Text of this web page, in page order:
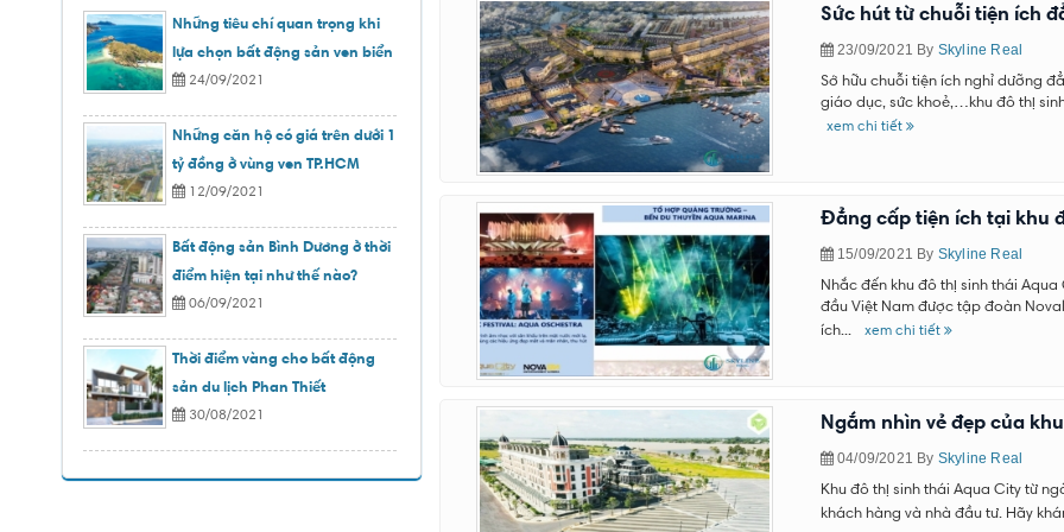
Sức hút từ chuỗi tiện ích
23/09/2021 By Skyline Real
Sở hữu chuỗi tiện ích nghỉ dưỡng
giáo dục, sức khoẻ,…khu đô thị
xem chi tiết
Đẳng cấp tiện ích tại khu
15/09/2021 By Skyline Real
Nhắc đến khu đô thị sinh thái
đầu Việt Nam được tập đoàn
ích...
xem chi tiết
Ngắm nhìn vẻ đẹp của
04/09/2021 By Skyline Real
Khu đô thị sinh thái Aqua City từ
khách hàng và nhà đầu tư. Hãy
Những tiêu chí quan trọng khi
lựa chọn bất động sản ven biển
24/09/2021
Những căn hộ có giá trên dưới 1
tỷ đồng ở vùng ven TP.HCM
12/09/2021
Bất động sản Bình Dương ở thời
điểm hiện tại như thế nào?
06/09/2021
Thời điểm vàng cho bất động
sản du lịch Phan Thiết
30/08/2021